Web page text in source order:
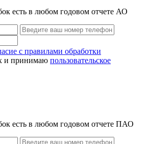
есть в любом годовом отчете АО
с правилами обработки
и принимаю пользовательское
есть в любом годовом отчете ПАО